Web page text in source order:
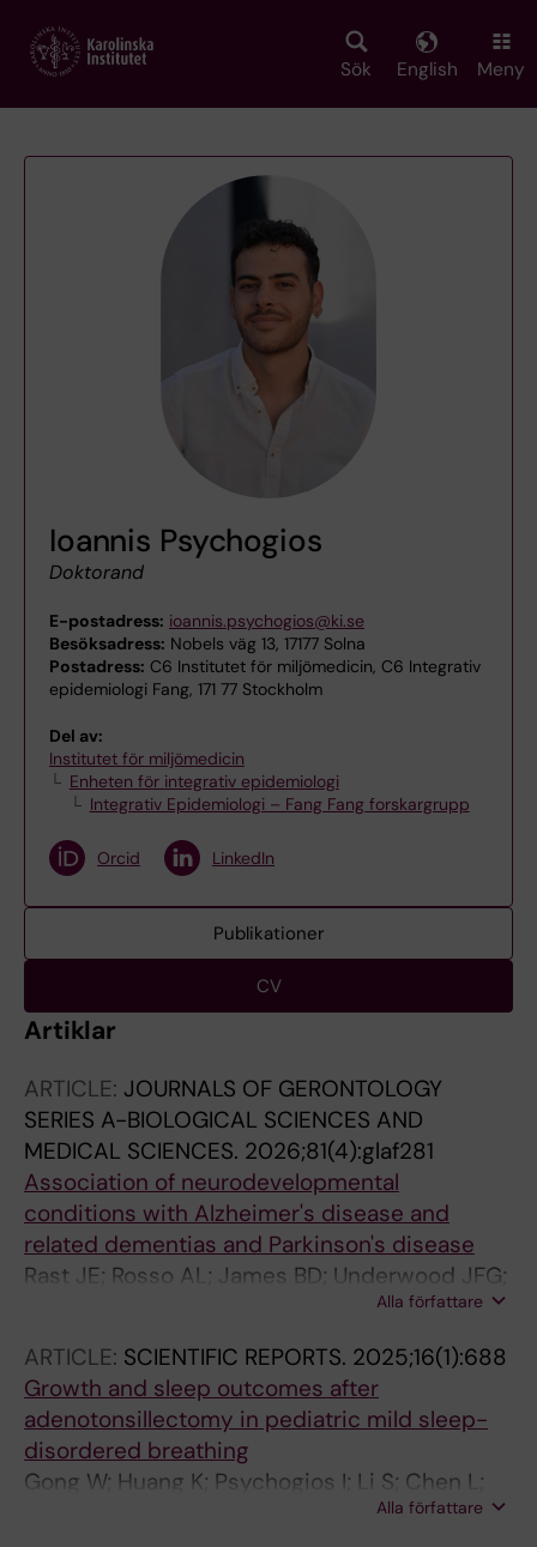
main
Sök English Meny
Ioannis Psychogios
Doktorand
E-postadress: ioannis.psychogios@ki.se
Besöksadress: Nobels väg 13, 17177 Solna
Postadress: C6 Institutet för miljömedicin, C6 Integrativ
epidemiologi Fang, 171 77 Stockholm
Del av:
Institutet för miljömedicin
Enheten för integrativ epidemiologi
Integrativ Epidemiologi – Fang Fang forskargrupp
Orcid LinkedIn
Publikationer
CV
Artiklar
ARTICLE: JOURNALS OF GERONTOLOGY
SERIES A-BIOLOGICAL SCIENCES AND
MEDICAL SCIENCES. 2026;81(4):glaf281
Association of neurodevelopmental
conditions with Alzheimer's disease and
related dementias and Parkinson's disease
Rast JE; Rosso AL; James BD; Underwood JFG;
Bergstedt J; Ahlqvist VH; Grove J; Fang F;
Goldstein ND; Vivanti G; Levine SZ; Nordstrom
A; Schendel D; Lyall K; Nordstrom P; Ballin M;
Stafford J; Naj AC; Lee BK
Alla författare
ARTICLE: SCIENTIFIC REPORTS. 2025;16(1):688
Growth and sleep outcomes after
adenotonsillectomy in pediatric mild sleep-
disordered breathing
Gong W; Huang K; Psychogios I; Li S; Chen L;
Alla författare